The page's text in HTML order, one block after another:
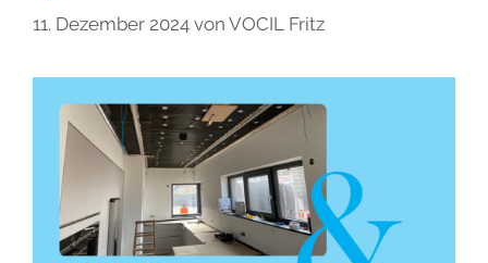
11. Dezember 2024 von VOCIL Fritz